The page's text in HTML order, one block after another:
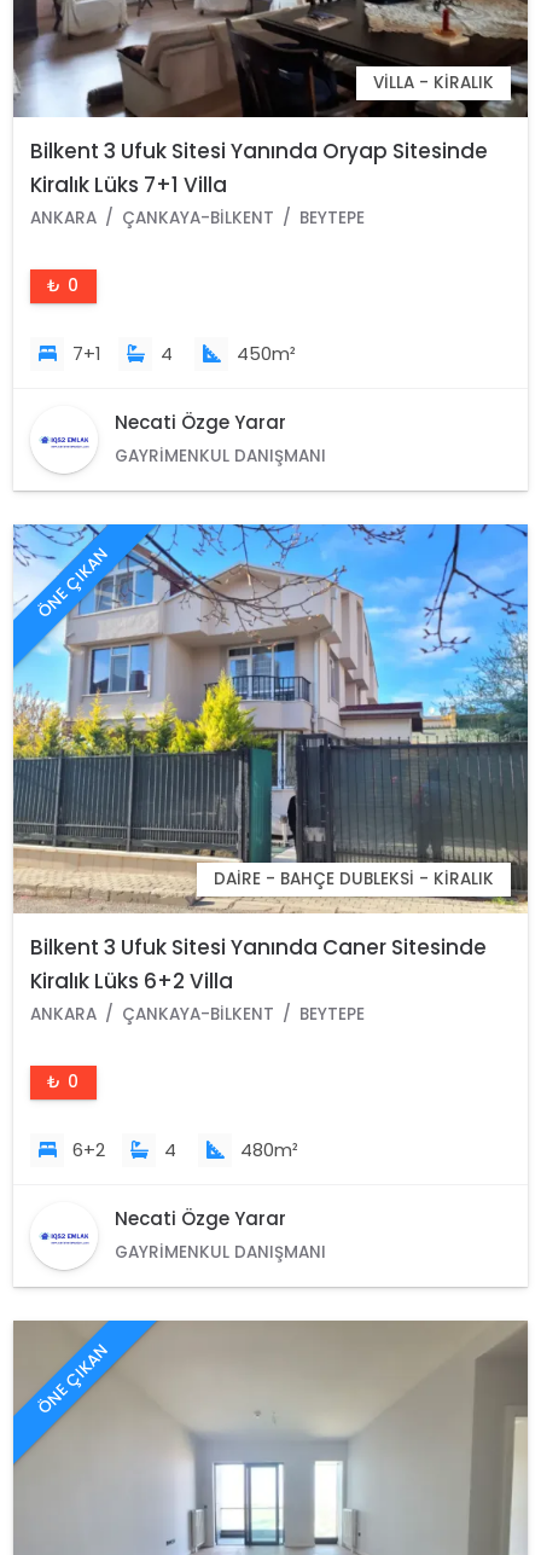
VILLA - KIRALIK
Bilkent 3 Ufuk Sitesi Yanında Oryap Sitesinde
Kiralık Lüks 7+1 Villa
ANKARA ÇANKAYA-BILKENT BEYTEPE
₺ 0
7+1 4 450m²
Necati Özge Yarar
GAYRIMENKUL DANIŞMANI
ÖNE ÇIKAN
DAIRE - BAHÇE DUBLEKSI - KIRALIK
Bilkent 3 Ufuk Sitesi Yanında Caner Sitesinde
Kiralık Lüks 6+2 Villa
ANKARA ÇANKAYA-BILKENT BEYTEPE
₺ 0
6+2 4 480m²
Necati Özge Yarar
GAYRIMENKUL DANIŞMANI
ÖNE ÇIKAN